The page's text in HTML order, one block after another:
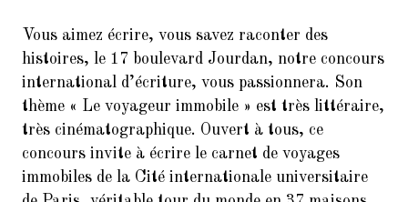
(samedi 10/9/2022)
3.
Dans le cadre de la Semaine de la
Francophonie
4.
FORUM DES ASSOCIATIONS DU
14 SEPTEMBRE 2024 PARIS
75014
Vous aimez écrire, vous savez raconter des
histoires, le 17 boulevard Jourdan, notre concours
international d’écriture, vous passionnera. Son
thème « Le voyageur immobile » est très littéraire,
très cinématographique. Ouvert à tous, ce
concours invite à écrire le carnet de voyages
immobiles de la Cité internationale universitaire